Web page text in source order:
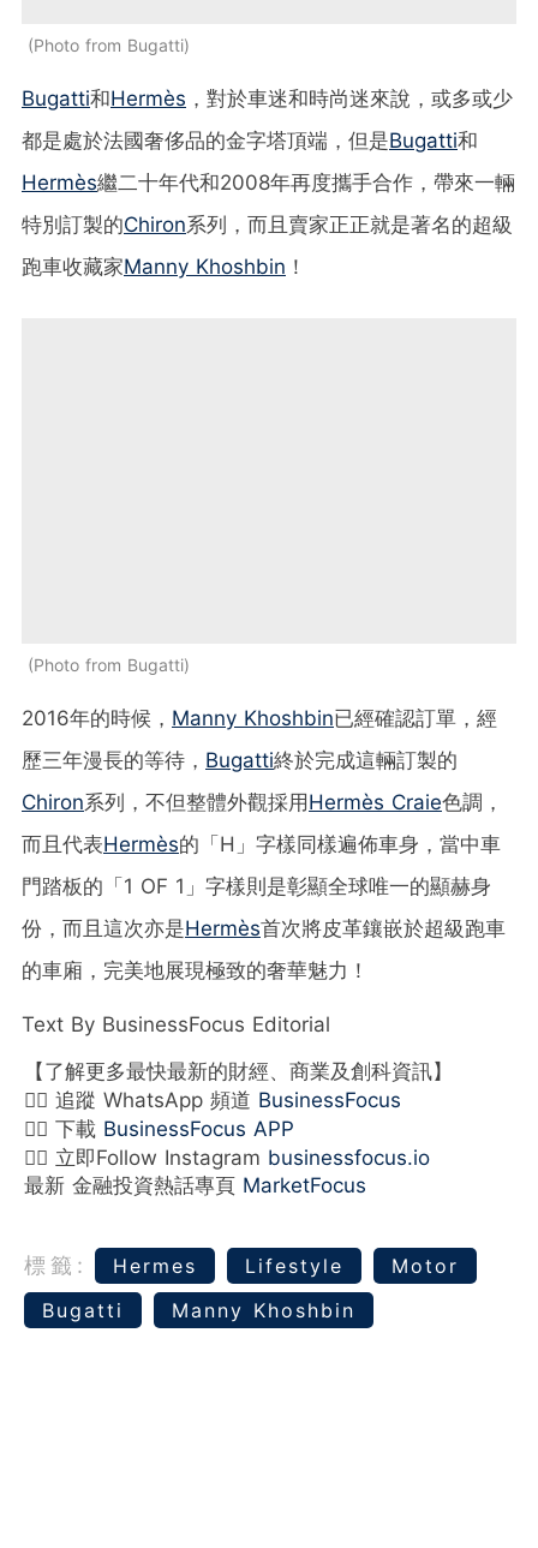
Photo from Bugatti
Bugatti和Hermès ，對於車迷和時尚迷來說，或多或少
都是處於法國奢侈品的金字塔頂端，但是Bugatti和
Hermès繼二十年代和2008年再度攜手合作，帶來一輛
特別訂製的Chiron系列，而且賣家正正就是著名的超級
跑車收藏家Manny Khoshbin ！
Photo from Bugatti
2016年的時候， Manny Khoshbin已經確認訂單，經
歷三年漫長的等待， Bugatti終於完成這輛訂製的
Chiron系列，不但整體外觀採用 Hermès Craie色調，
而且代表Hermès的「H」字樣同樣遍佈車身，當中車
門踏板的「1 OF 1」字樣則是彰顯全球唯一的顯赫身
份，而且這次亦是Hermès首次將皮革鑲嵌於超級跑車
的車廂，完美地展現極致的奢華魅力！
Text By BusinessFocus Editorial
【了解更多最快最新的財經、商業及創科資訊】
👉🏻 追蹤 WhatsApp 頻道 BusinessFocus
👉🏻 下載 BusinessFocus APP
👉🏻 立即Follow Instagram businessfocus.io
最新 金融投資熱話專頁 MarketFocus
標籤: Hermes Lifestyle
Motor
Bugatti
Manny Khoshbin